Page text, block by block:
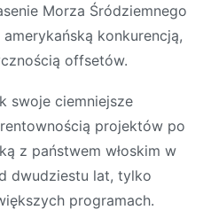
Morza Śródziemnego
konkurencją,
offsetów.
swoje ciemniejsze
projektów po
z państwem włoskim w
dwudziestu lat, tylko
programach.